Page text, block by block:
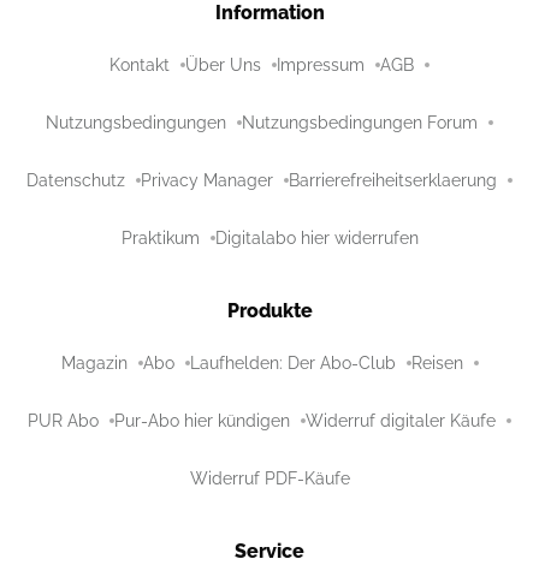
Information
Kontakt Über Uns Impressum AGB
Nutzungsbedingungen Nutzungsbedingungen Forum
Datenschutz Privacy Manager Barrierefreiheitserklaerung
Praktikum Digitalabo hier widerrufen
Produkte
Magazin Abo Laufhelden: Der Abo-Club Reisen
PUR Abo Pur-Abo hier kündigen Widerruf digitaler Käufe
Widerruf PDF-Käufe
Service